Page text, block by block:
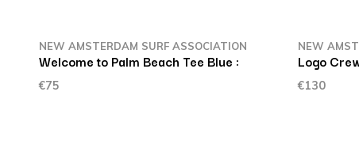
NEW AMSTERDAM SURF ASSOCIATION
Welcome to Palm Beach Tee Blue :
€75
NEW
Logo
€130